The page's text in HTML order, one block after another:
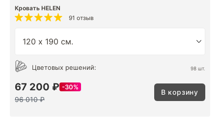
Кровать HELEN
91 отзыв
Цветовых решений: 98 шт.
67 200 ₽ 30%
96 010 ₽
В корзину